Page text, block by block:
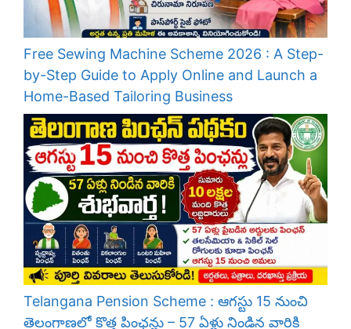
Free Sewing Machine Scheme 2026 : A Step-
by-Step Guide to Apply Online and Launch a
Home-Based Tailoring Business
Telangana Pension Scheme : ఆగస్టు 15 నుంచి
తెలంగాణలో కొత్త పింఛన్లు – 57 ఏళ్లు నిండిన వారికి